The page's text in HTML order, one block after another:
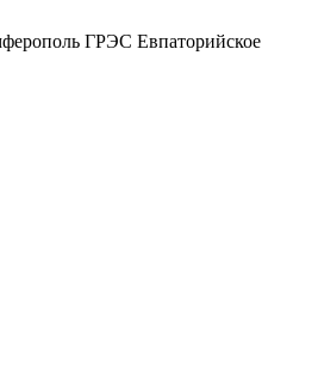
ГРЭС Евпаторийское